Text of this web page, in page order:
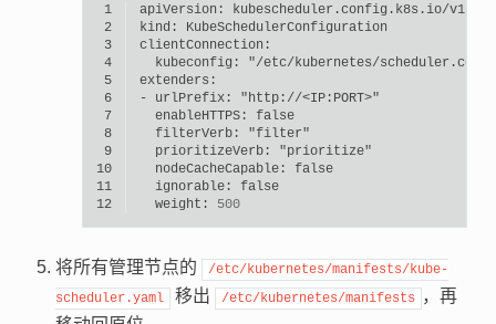
1
apiVersion:
2
kind:
3
4
kubeconfig:
"/etc/kubernetes/scheduler.conf"
5
6
- urlPrefix:
"http://<IP:PORT>"
7
enableHTTPS:
false
8
filterVerb:
"filter"
9
prioritizeVerb:
"prioritize"
10
nodeCacheCapable:
false
11
ignorable:
false
12
weight: 500
将所有管理节点的
/etc/kubernetes/manifests/kube-
scheduler.yaml
移出 /etc/kubernetes/manifests
，再